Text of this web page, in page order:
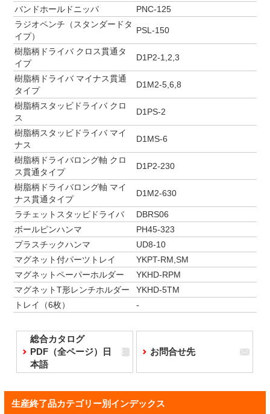
バンドホールドニッパ
PNC-125
ラジオペンチ（スタンダードタ
イプ）
PSL-150
樹脂柄ドライバ クロス貫通タ
イプ
D1P2-1,2,3
樹脂柄ドライバ マイナス貫通
タイプ
D1M2-5,6,8
樹脂柄スタッビドライバ クロ
ス
D1PS-2
樹脂柄スタッビドライバ マイ
ナス
D1MS-6
樹脂柄ドライバロング軸 クロ
ス貫通タイプ
D1P2-230
樹脂柄ドライバロング軸 マイ
ナス貫通タイプ
D1M2-630
ラチェットスタッビドライバ
DBRS06
ボールピンハンマ
PH45-323
プラスチックハンマ
UD8-10
マグネット付パーツトレイ
YKPT-RM,SM
マグネットペーパーホルダー
YKHD-RPM
マグネットT形レンチホルダー
YKHD-5TM
トレイ（6枚）
-
総合カタログ
PDF（全ページ）日
本語
お問合せ先
生産終了品カテゴリー別インデックス